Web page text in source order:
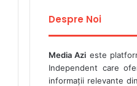
Despre Noi
Media Azi este
Independent care
informații relevante